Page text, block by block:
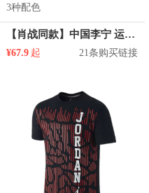
3种配色
【肖战同款】中国李宁 运动篮球系列印花圆领短袖T恤 AHSR909
¥67.9 起 21条购买链接